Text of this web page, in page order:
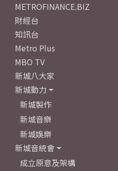
METROFINANCE.BIZ
財經台
知訊台
Metro Plus
MBO TV
新城八大家
新城動力
新城製作
新城音樂
新城娛樂
新城音統會
成立原意及架構